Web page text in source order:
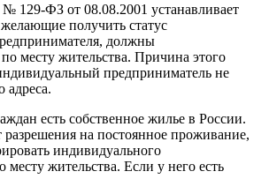
129-ФЗ от 08.08.2001 устанавливает
получить статус
должны
по месту жительства. Причина этого
предприниматель не
адреса.
есть собственное жилье в России.
разрешения на постоянное проживание,
индивидуального
месту жительства. Если у него есть